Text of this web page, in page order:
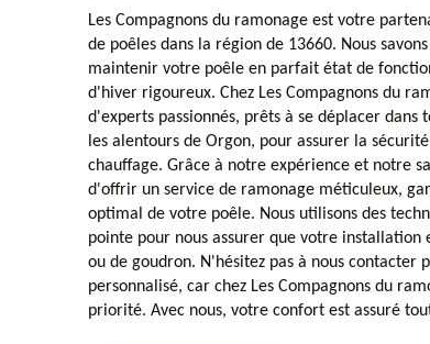
Les Compagnons du ramonage est votre
de poêles dans la région de 13660. Nous
maintenir votre poêle en parfait état de
d'hiver rigoureux. Chez Les Compagnons du
d'experts passionnés, prêts à se déplacer
les alentours de Orgon, pour assurer la
chauffage. Grâce à notre expérience et notre
d'offrir un service de ramonage méticuleux,
optimal de votre poêle. Nous utilisons des
pointe pour nous assurer que votre installation
ou de goudron. N'hésitez pas à nous contacter
personnalisé, car chez Les Compagnons du
priorité. Avec nous, votre confort est assuré